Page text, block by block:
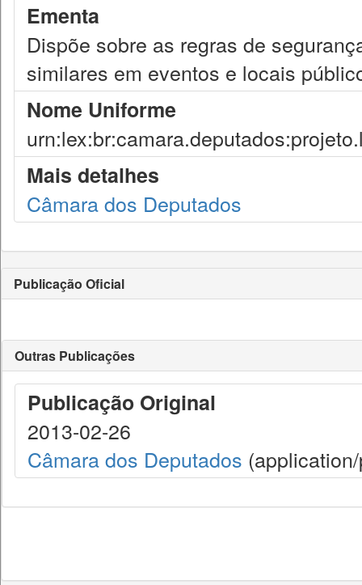
Ementa
Dispõe sobre as regras de
similares em eventos e locais
Nome Uniforme
Mais detalhes
Câmara dos Deputados
Publicação Oficial
Outras Publicações
Publicação Original
2013-02-26
Câmara dos Deputados